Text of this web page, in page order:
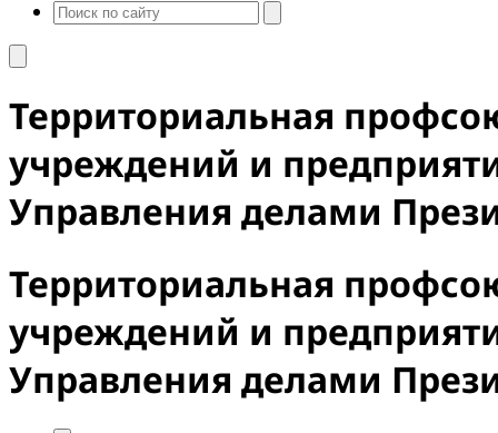
Территориальная
учреждений и
Управления делами
Территориальная
учреждений и
Управления делами